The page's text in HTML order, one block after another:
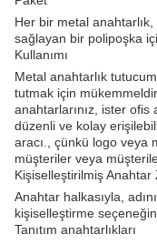
Her bir metal
sağlayan bir polipoşka
Kullanımı
Metal anahtarlık
tutmak için
anahtarlarınız, ister ofis
düzenli ve kolay
aracı., çünkü logo veya
müşteriler veya
Kişiselleştirilmiş Anahtar
Anahtar halkasıyla,
kişiselleştirme
Tanıtım anahtarlıkları